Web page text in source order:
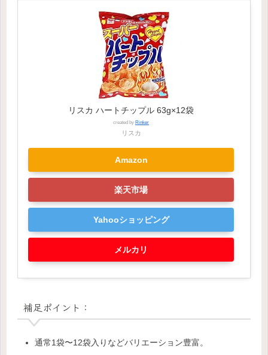
リスカ ハートチップル 63g×12袋
created by Rinker
リスカ
Amazon
楽天市場
Yahooショッピング
メルカリ
補足ポイント：
通常1袋〜12袋入りなどバリエーション豊富。